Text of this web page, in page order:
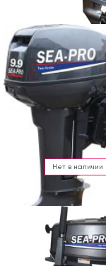
Нет в наличии